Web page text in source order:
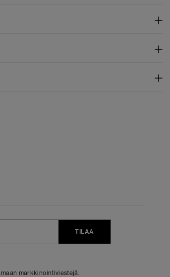
TILAA
markkinointiviestejä.